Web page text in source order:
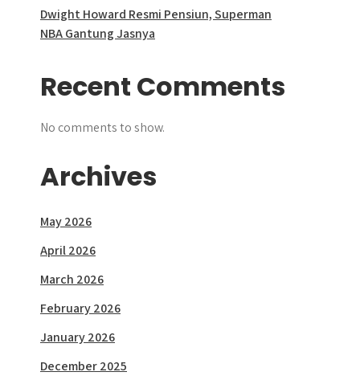
Dwight Howard Resmi Pensiun, Superman
NBA Gantung Jasnya
Recent Comments
No comments to show.
Archives
May 2026
April 2026
March 2026
February 2026
January 2026
December 2025